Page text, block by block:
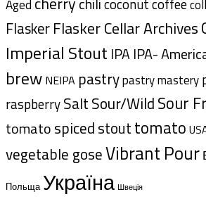
Aged
coconut
FlaskerFlasker Cellar Archives
Imperial Stout IPA IPA-
brew NEIPA pastrypastry mastery
raspberrySaltSour/WildSour
tomatospicedstouttomato
vegetable goseVibrant Pour
Польща Україна Швеція